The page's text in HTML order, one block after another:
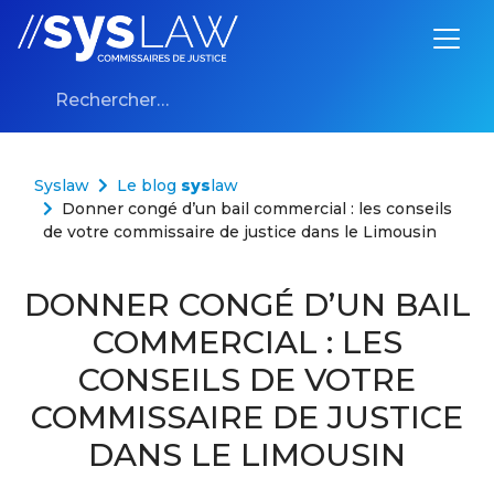
Aller au contenu
Rechercher :
Syslaw Le blog sys law
Donner congé d’un bail commercial : les conseils
de votre commissaire de justice dans le Limousin
DONNER CONGÉ D’UN BAIL
COMMERCIAL : LES
CONSEILS DE VOTRE
COMMISSAIRE DE JUSTICE
DANS LE LIMOUSIN